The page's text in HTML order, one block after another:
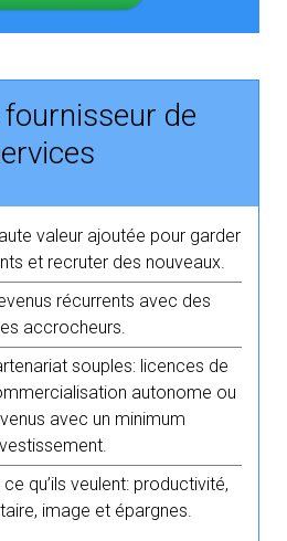
fournisseur de
valeur ajoutée pour garder
et recruter des nouveaux.
récurrents avec des
accrocheurs.
souples: licences de
autonome ou
avec un minimum
qu’ils veulent: productivité,
image et épargnes.